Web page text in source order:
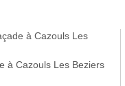
à Cazouls Les
à Cazouls Les Beziers